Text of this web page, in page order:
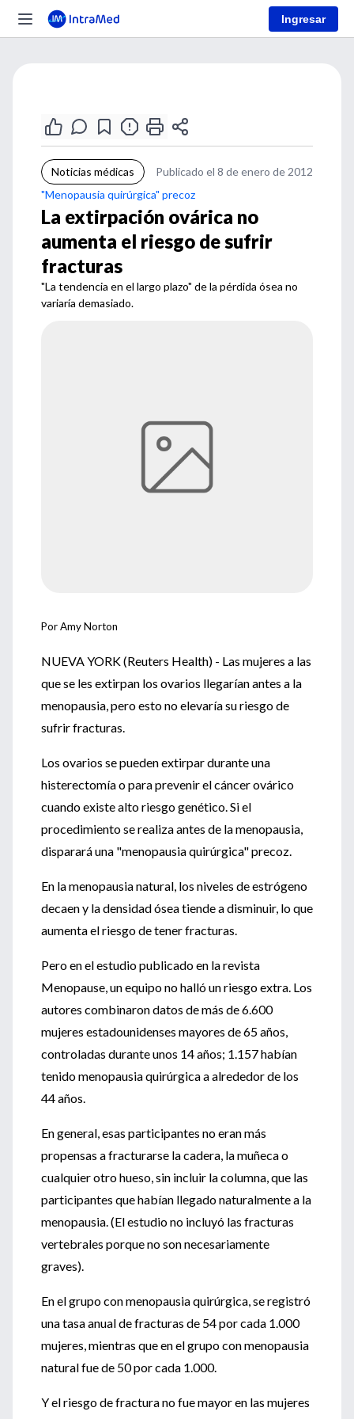
Ingresar
Noticias médicas
Publicado el 8 de enero de 2012
"Menopausia quirúrgica" precoz
La extirpación ovárica no
aumenta el riesgo de sufrir
fracturas
"La tendencia en el largo plazo" de la pérdida ósea no
variaría demasiado.
Por Amy Norton
NUEVA YORK (Reuters Health) - Las mujeres a las
que se les extirpan los ovarios llegarían antes a la
menopausia, pero esto no elevaría su riesgo de
sufrir fracturas.
Los ovarios se pueden extirpar durante una
histerectomía o para prevenir el cáncer ovárico
cuando existe alto riesgo genético. Si el
procedimiento se realiza antes de la menopausia,
disparará una "menopausia quirúrgica" precoz.
En la menopausia natural, los niveles de estrógeno
decaen y la densidad ósea tiende a disminuir, lo que
aumenta el riesgo de tener fracturas.
Pero en el estudio publicado en la revista
Menopause, un equipo no halló un riesgo extra. Los
autores combinaron datos de más de 6.600
mujeres estadounidenses mayores de 65 años,
controladas durante unos 14 años; 1.157 habían
tenido menopausia quirúrgica a alrededor de los
44 años.
En general, esas participantes no eran más
propensas a fracturarse la cadera, la muñeca o
cualquier otro hueso, sin incluir la columna, que las
participantes que habían llegado naturalmente a la
menopausia. (El estudio no incluyó las fracturas
vertebrales porque no son necesariamente
graves).
En el grupo con menopausia quirúrgica, se registró
una tasa anual de fracturas de 54 por cada 1.000
mujeres, mientras que en el grupo con menopausia
natural fue de 50 por cada 1.000.
Y el riesgo de fractura no fue mayor en las mujeres